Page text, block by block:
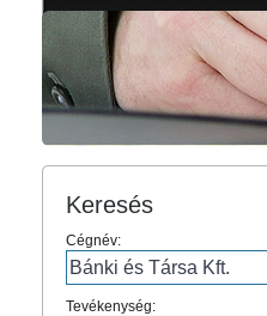
Keresés
Cégnév:
Tevékenység: